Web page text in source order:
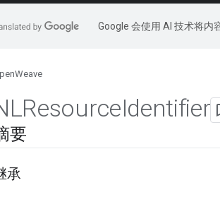
Google 会使用 AI 技术将内
Identifier
要
承